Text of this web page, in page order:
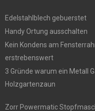
Edelstahlblech gebuerstet
Handy Ortung ausschalten
Kein Kondens am
erstrebenswert
3 Gründe warum ein Metall
Holzgartenzaun
Zorr Powermatic